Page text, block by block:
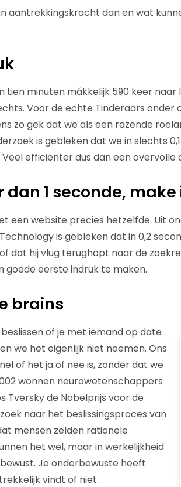
aantrekkingskracht dan en wat
tien minuten mákkelijk 590 keer naar
Voor de echte Tinderaars onder
zo gek dat we als een razende
is gebleken dat we in slechts
efficiënter dus dan een overvolle
1 seconde,
een website precies hetzelfde. Uit
is gebleken dat in 0,2
dat hij vlug terughopt naar de
goede eerste indruk te maken.
brains
of je met iemand op date
we het eigenlijk niet noemen. Ons
of het ja of nee is, zonder dat we
wonnen neurowetenschappers
Tversky de Nobelprijs voor de
naar het beslissingsproces van
mensen zelden rationele
het wel, maar in werkelijkheid
Je onderbewuste heeft
vindt of niet.